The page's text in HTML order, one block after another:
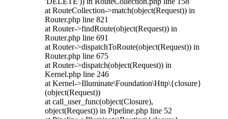
at RouteCollection->match(object(Request)) in
Router.php line 821
at Router->findRoute(object(Request)) in
Router.php line 691
at Router->dispatchToRoute(object(Request)) in
Router.php line 675
at Router->dispatch(object(Request)) in
Kernel.php line 246
at Kernel->Illuminate\Foundation\Http\{closure}
(object(Request))
at call_user_func(object(Closure),
object(Request)) in Pipeline.php line 52